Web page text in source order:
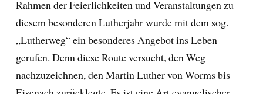
Rahmen der Feierlichkeiten und Veranstaltungen zu
diesem besonderen Lutherjahr wurde mit dem sog.
„Lutherweg“ ein besonderes Angebot ins Leben
gerufen. Denn diese Route versucht, den Weg
nachzuzeichnen, den Martin Luther von Worms bis